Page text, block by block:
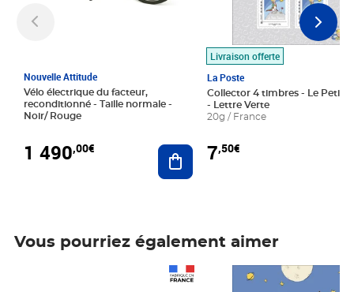
Nouvelle Attitude
Vélo électrique du facteur,
reconditionné - Taille normale -
Noir/ Rouge
1 490,00€ Ajouter au panier
Livraison offerte
La Poste
Collector 4 timbres - Le Petit
- Lettre Verte
20g / France
7,50€
Vous pourriez également aimer
Prix 7,50€